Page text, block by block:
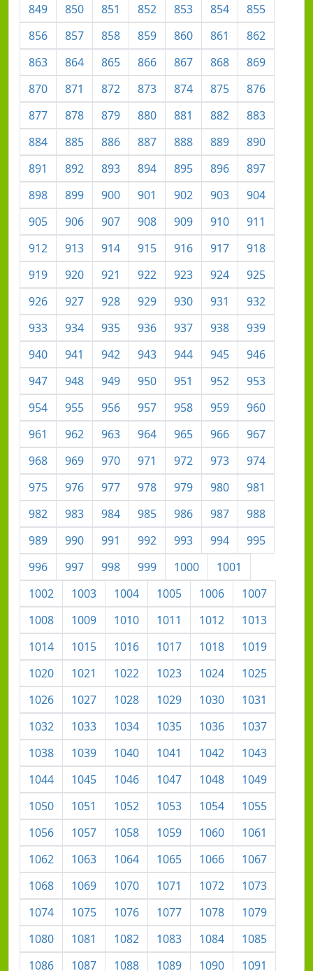
849
850 851 852 853 854
855
856
857 858 859 860 861
862
863
864 865 866 867 868
869
870
871 872 873 874 875
876
877
878 879 880 881 882
883
884
885 886 887 888 889
890
891
892 893 894 895 896
897
898
899 900 901 902 903
904
905
906 907 908 909 910
911
912
913 914 915 916 917
918
919
920 921 922 923 924
925
926
927 928 929 930 931
932
933
934 935 936 937 938
939
940
941 942 943 944 945
946
947
948 949 950 951 952
953
954
955 956 957 958 959
960
961
962 963 964 965 966
967
968
969 970 971 972 973
974
975
976 977 978 979 980
981
982
983 984 985 986 987
988
989
990 991 992 993 994
995
996
997 998 999 1000
1001
1002
1003 1004 1005 1006
1007
1008
1009 1010 1011 1012
1013
1014
1015 1016 1017 1018
1019
1020
1021 1022 1023 1024
1025
1026
1027 1028 1029 1030
1031
1032
1033 1034 1035 1036
1037
1038
1039 1040 1041 1042
1043
1044
1045 1046 1047 1048
1049
1050
1051 1052 1053 1054
1055
1056
1057 1058 1059 1060
1061
1062
1063 1064 1065 1066
1067
1068
1069 1070 1071 1072
1073
1074
1075 1076 1077 1078
1079
1080
1081 1082 1083 1084
1085
1086
1087 1088 1089 1090 1091